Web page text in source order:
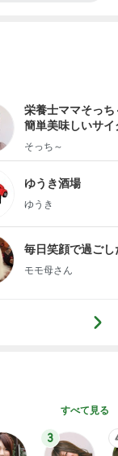
栄養士ママそっち
簡単美味しいサイ
献立
そっち～
ゆうき酒場
ゆうき
毎日笑顔で過ごし
モモ母さん
すべて見る
3